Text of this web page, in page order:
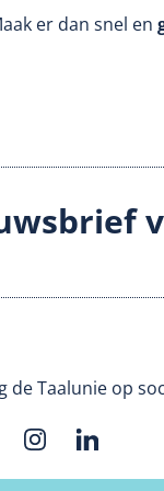
er dan snel en
de Taalunie op